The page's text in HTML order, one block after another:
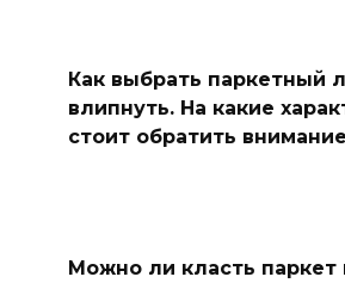
Как выбрать паркетный
влипнуть. На какие
стоит обратить внимание
Можно ли класть паркет